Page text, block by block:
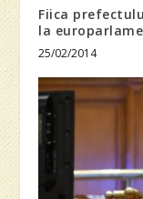
Fiica
la
25/02/2014